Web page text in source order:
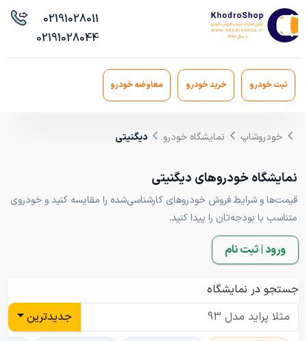
02191028011
02191028044
ثبت خودرو خرید خودرو معاوضه خودرو
خودروشاپ نمایشگاه خودرو دیگنیتی
نمایشگاه خودروهای دیگنیتی
قیمت‌ها و شرایط فروش خودروهای کارشناسی‌شده را مقایسه کنید و خودروی
متناسب با بودجه‌تان را پیدا کنید.
ورود | ثبت نام
جستجو در نمایشگاه
جدیدترین